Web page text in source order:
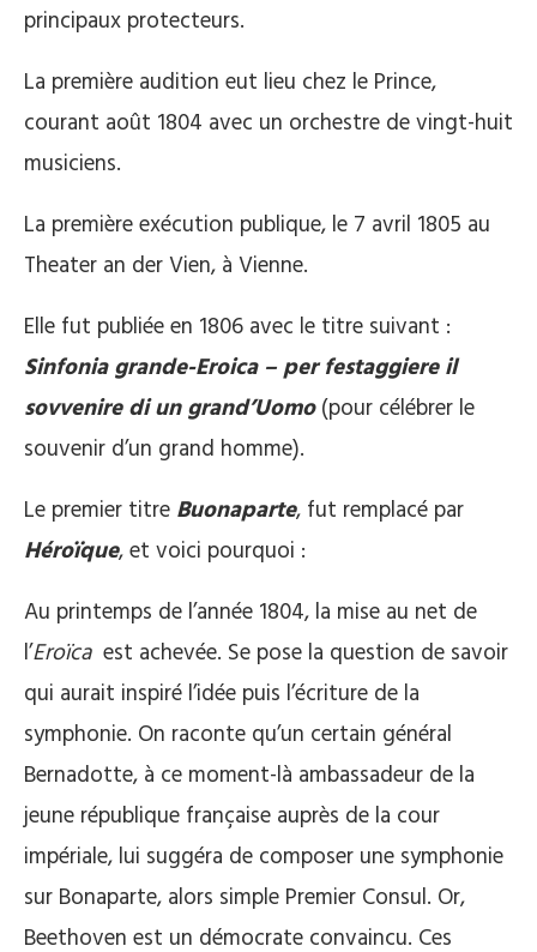
principaux protecteurs.
La première audition eut lieu chez le Prince,
courant août 1804 avec un orchestre de vingt-huit
musiciens.
La première exécution publique, le 7 avril 1805 au
Theater an der Vien, à Vienne.
Elle fut publiée en 1806 avec le titre suivant :
Sinfonia grande-Eroica – per festaggiere il
sovvenire di un grand’Uomo(pour célébrer le
souvenir d’un grand homme).
Le premier titre Buonaparte, fut remplacé par
Héroïque, et voici pourquoi :
Au printemps de l’année 1804, la mise au net de
l’Eroïca est achevée. Se pose la question de savoir
qui aurait inspiré l’idée puis l’écriture de la
symphonie. On raconte qu’un certain général
Bernadotte, à ce moment-là ambassadeur de la
jeune république française auprès de la cour
impériale, lui suggéra de composer une symphonie
sur Bonaparte, alors simple Premier Consul. Or,
Beethoven est un démocrate convaincu. Ces